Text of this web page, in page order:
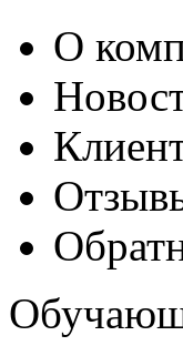
О